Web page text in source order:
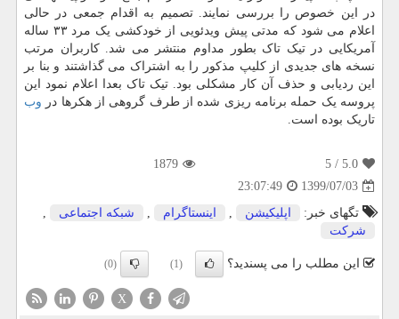
در این خصوص را بررسی نمایند. تصمیم به اقدام جمعی در حالی
اعلام می شود که مدتی پیش ویدئویی از خودکشی یک مرد ۳۳ ساله
آمریکایی در تیک تاک بطور مداوم منتشر می شد. کاربران مرتب
نسخه های جدیدی از کلیپ مذکور را به اشتراک می گذاشتند و بنا بر
این ردیابی و حذف آن کار مشکلی بود. تیک تاک بعدا اعلام نمود این
پروسه یک حمله برنامه ریزی شده از طرف گروهی از هکرها در وب
تاریک بوده است.
5.0
/ 5
1879
1399/07/03
23:07:49
تگهای خبر:
اپلیكیشن , اینستاگرام , شبكه اجتماعی
,
شركت
این مطلب را می پسندید؟ (1)
(0)
X